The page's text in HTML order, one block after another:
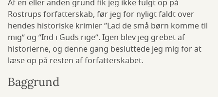
Af en eller anden grund fik jeg ikke fulgt op på
Rostrups forfatterskab, før jeg for nyligt faldt over
hendes historiske krimier ”Lad de små børn komme til
mig” og ”Ind i Guds rige”. Igen blev jeg grebet af
historierne, og denne gang besluttede jeg mig for at
læse op på resten af forfatterskabet.
Baggrund